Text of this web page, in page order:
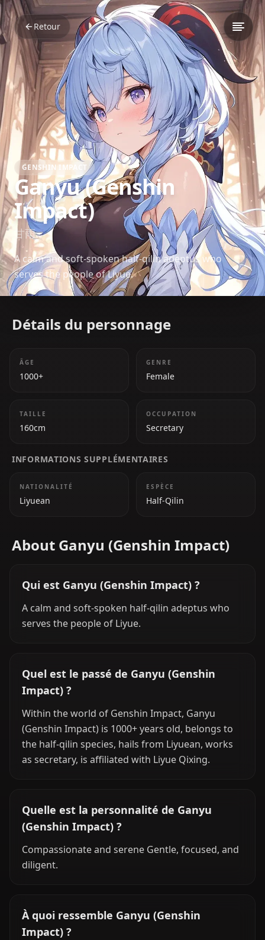
Retour
GENSHIN IMPACT
Ganyu (Genshin
Impact)
甘雨
A calm and soft-spoken half-qilin adeptus who
serves the people of Liyue.
Détails du personnage
ÂGE
1000+
GENRE
Female
TAILLE
160cm
OCCUPATION
Secretary
INFORMATIONS SUPPLÉMENTAIRES
NATIONALITÉ
Liyuean
ESPÈCE
Half-Qilin
About Ganyu (Genshin Impact)
Qui est Ganyu (Genshin Impact) ?
A calm and soft-spoken half-qilin adeptus who
serves the people of Liyue.
Quel est le passé de Ganyu (Genshin
Impact) ?
Within the world of Genshin Impact, Ganyu
(Genshin Impact) is 1000+ years old, belongs to
the half-qilin species, hails from Liyuean, works
as secretary, is affiliated with Liyue Qixing.
Quelle est la personnalité de Ganyu
(Genshin Impact) ?
Compassionate and serene Gentle, focused, and
diligent.
À quoi ressemble Ganyu (Genshin
Impact) ?